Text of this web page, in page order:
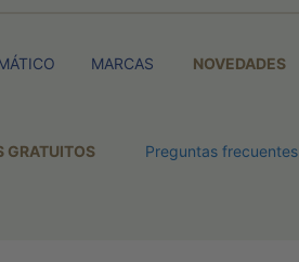
MARCAS NOVEDADES
GRATUITOS Preguntas frecuentes